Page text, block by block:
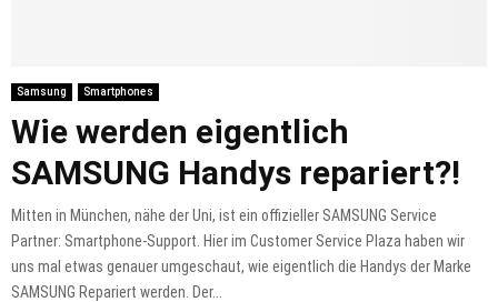
Samsung Smartphones
Wie werden eigentlich
SAMSUNG Handys repariert?!
Mitten in München, nähe der Uni, ist ein offizieller SAMSUNG Service
Partner: Smartphone-Support. Hier im Customer Service Plaza haben wir
uns mal etwas genauer umgeschaut, wie eigentlich die Handys der Marke
SAMSUNG Repariert werden. Der...